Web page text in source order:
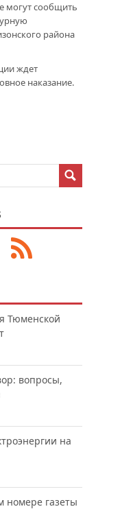
могут сообщить
района
ждет
наказание.
Тюменской
вопросы,
на
номере газеты